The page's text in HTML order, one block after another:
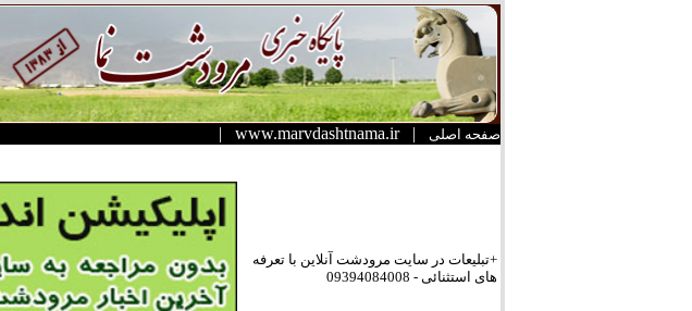
صفحه اصلی |
www.marvdashtnama.ir
|
+تبلیعات در سایت مرودشت آنلاین با تعرفه
های استثنائی - 09394084008